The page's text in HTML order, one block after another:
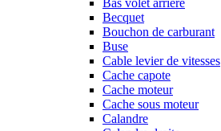
Bas volet arrière
Becquet
Bouchon de carburant
Buse
Cable levier de vitesses
Cache capote
Cache moteur
Cache sous moteur
Calandre